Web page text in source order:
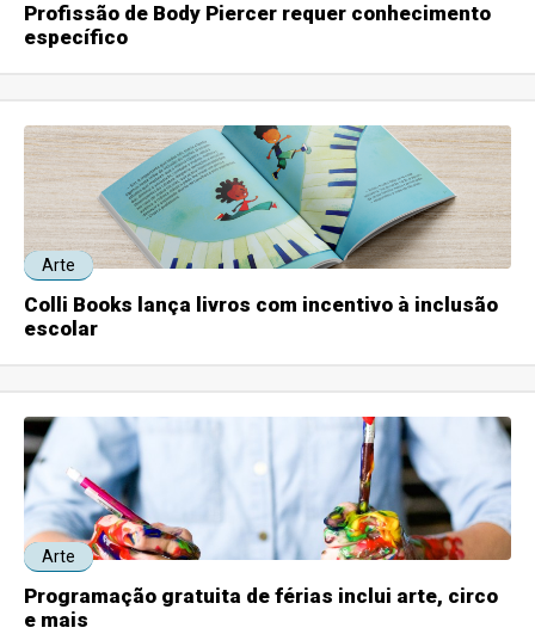
Profissão de Body Piercer requer conhecimento
específico
Arte
Colli Books lança livros com incentivo à inclusão
escolar
Arte
Programação gratuita de férias inclui arte, circo
e mais